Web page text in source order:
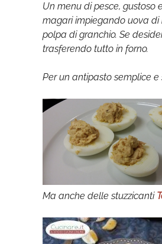
Un menu di pesce, gustoso
magari impiegando uova di
polpa di granchio. Se
trasferendo tutto in forno.
Per un antipasto semplice e
Ma anche delle stuzzicanti